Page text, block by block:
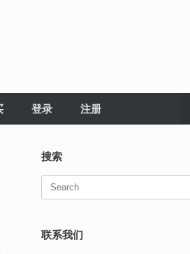
登录 注册
搜索
Search
联系我们